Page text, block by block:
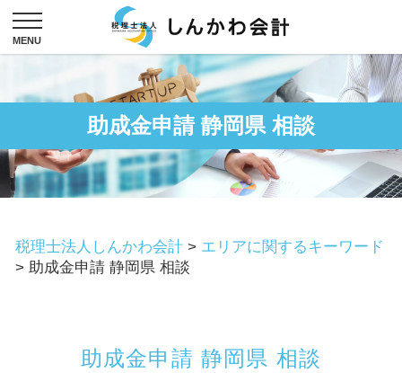
助成金申請 静岡県 相談
税理士法人しんかわ会計 > エリアに関するキーワード
> 助成金申請 静岡県 相談
助成金申請 静岡県 相談